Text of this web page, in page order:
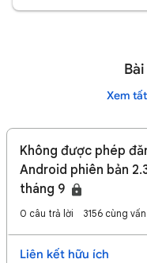
Xem
Không được phép
Android phiên bản
tháng 9
0 câu trả lời 3156 cùng
Liên kết hữu ích